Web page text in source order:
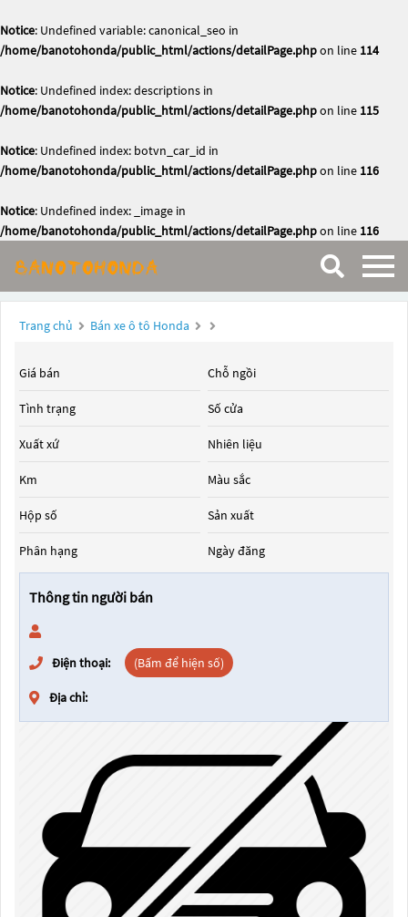
Notice: Undefined variable: canonical_seo in
/home/banotohonda/public_html/actions/detailPage.phpon line 114
Notice: Undefined index: descriptions in
/home/banotohonda/public_html/actions/detailPage.phpon line 115
Notice: Undefined index: botvn_car_id in
/home/banotohonda/public_html/actions/detailPage.phpon line 116
Notice: Undefined index: _image in
/home/banotohonda/public_html/actions/detailPage.phpon line 116
Trang chủ Bán xe ô tô Honda
Giá bán
Tình trạng
Xuất xứ
Km
Hộp số
Phân hạng
Chỗ ngồi
Số cửa
Nhiên liệu
Màu sắc
Sản xuất
Ngày đăng
Thông tin người bán
Điện thoại: (Bấm để hiện số)
Địa chỉ: